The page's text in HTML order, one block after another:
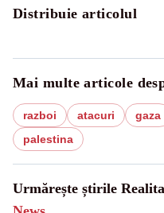
Distribuie articolul
Mai multe articole
razboi atacuri gaza
palestina
Urmărește știrile